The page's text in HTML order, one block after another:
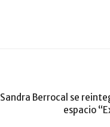
Sandra Berrocal se
espacio